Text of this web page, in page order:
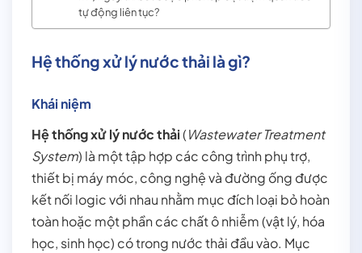
tự động liên tục?
Hệ thống xử lý nước thải là gì?
Khái niệm
Hệ thống xử lý nước thải(Wastewater Treatment
System) là một tập hợp các công trình phụ trợ,
thiết bị máy móc, công nghệ và đường ống được
kết nối logic với nhau nhằm mục đích loại bỏ hoàn
toàn hoặc một phần các chất ô nhiễm (vật lý, hóa
học, sinh học) có trong nước thải đầu vào. Mục